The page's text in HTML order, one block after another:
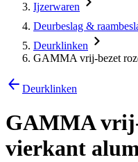
Ijzerwaren
Deurbeslag &
Deurklinken
GAMMA vrij-bezet
Deurklinken
GAMMA
vierkant